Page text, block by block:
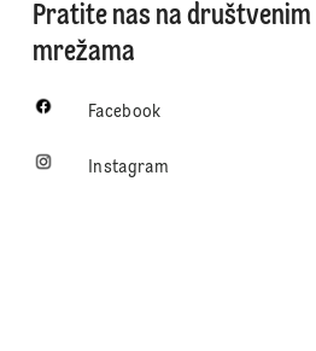
Pratite nas na društvenim
mrežama
Facebook
Instagram